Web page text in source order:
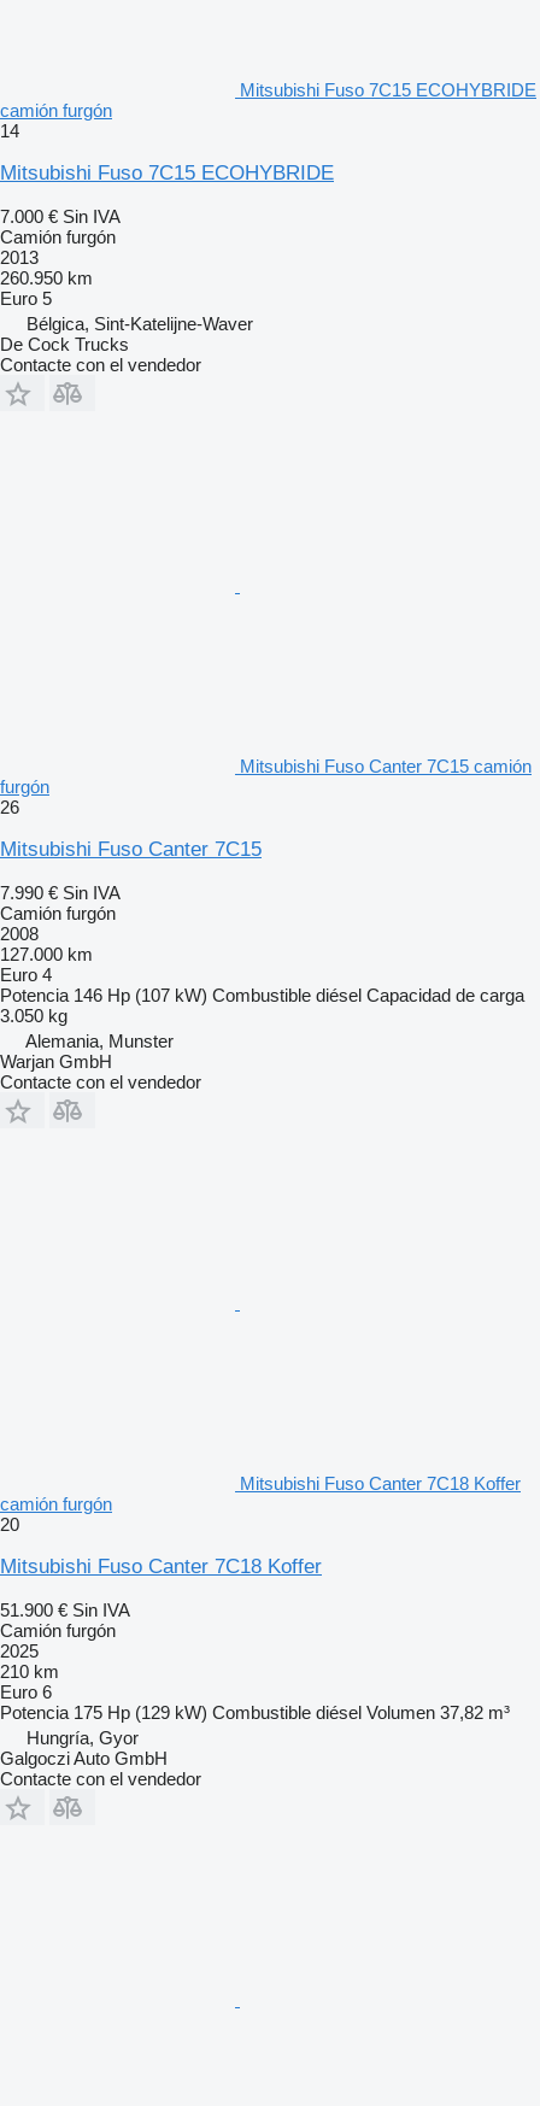
Mitsubishi Fuso 7C15 ECOHYBRIDE
camión furgón
14
Mitsubishi Fuso 7C15 ECOHYBRIDE
7.000 € Sin IVA
Camión furgón
2013
260.950 km
Euro 5
Bélgica, Sint-Katelijne-Waver
De Cock Trucks
Contacte con el vendedor
Mitsubishi Fuso Canter 7C15 camión
furgón
26
Mitsubishi Fuso Canter 7C15
7.990 € Sin IVA
Camión furgón
2008
127.000 km
Euro 4
Potencia 146 Hp (107 kW) Combustible diésel Capacidad de carga
3.050 kg
Alemania, Munster
Warjan GmbH
Contacte con el vendedor
Mitsubishi Fuso Canter 7C18 Koffer
camión furgón
20
Mitsubishi Fuso Canter 7C18 Koffer
51.900 € Sin IVA
Camión furgón
2025
210 km
Euro 6
Potencia 175 Hp (129 kW) Combustible diésel Volumen 37,82 m³
Hungría, Gyor
Galgoczi Auto GmbH
Contacte con el vendedor